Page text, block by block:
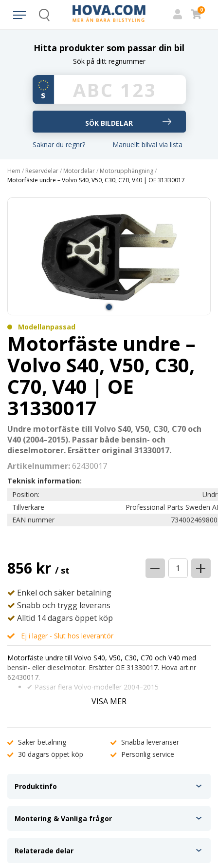
Search
0
Hitta produkter som passar din bil
Sök på ditt regnummer
Saknar du regnr? Manuellt bilval via lista
Hem / Reservdelar/ Motordelar/ Motorupphängning/
Motorfäste undre – Volvo S40, V50, C30, C70, V40 | OE 31330017
Modellanpassad
Motorfäste undre –
Volvo S40, V50, C30,
C70, V40 | OE
31330017
Undre motorfäste till Volvo S40, V50, C30, C70 och
V40 (2004–2015). Passar både bensin- och
dieselmotorer. Ersätter original 31330017.
Artikelnummer:62430017
Teknisk information:
Position:
Tillverkare
Professional Parts Sweden
EAN nummer
856 kr / st − +
Enkel och säker betalning
Snabb och trygg leverans
Alltid 14 dagars öppet köp
Ej i lager - Slut hos leverantör
Motorfäste undre till Volvo S40, V50, C30, C70 och V40 med
bensin- eller dieselmotor. Ersätter OE 31330017. Hova art.nr
62430017.
✔ Passar flera Volvo-modeller 2004–2015
✔ Gummimetallkonstruktion för vibrationsdämpning
✔ Direkt ersättning för original 31330017
passform. Vid osäkerhet, kontakta vårkundtjänst.
VISA MER
Säker betalning
Snabba leveranser
30 dagars öppet köp
Personlig service
Produktinfo
Montering & Vanliga frågor
Relaterade delar